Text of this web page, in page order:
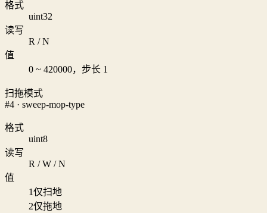
格式
uint32
读写
R / N
值
0 ~ 420000，步长 1
扫拖模式
#4 · sweep-mop-type
格式
uint8
读写
R / W / N
值
1仅扫地
2仅拖地